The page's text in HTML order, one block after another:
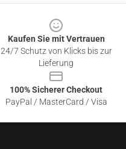
Kaufen Sie mit Vertrauen
24/7 Schutz von Klicks bis zur
Lieferung
100% Sicherer Checkout
PayPal / MasterCard / Visa